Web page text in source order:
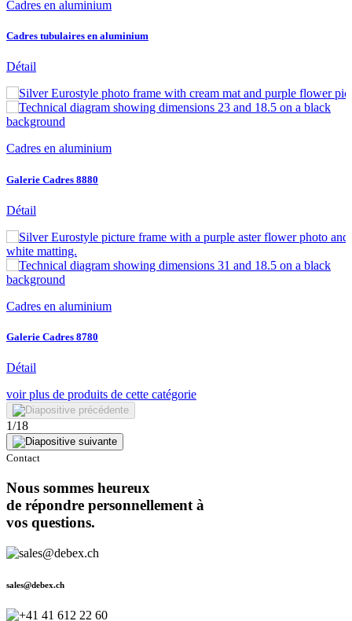
Cadres en aluminium
Cadres tubulaires en aluminium
Détail
Cadres en aluminium
Galerie Cadres 8880
Détail
Cadres en aluminium
Galerie Cadres 8780
Détail
voir plus de produits de cette catégorie
1/18
Contact
Nous sommes heureux
de répondre personnellement à
vos questions.
sales@debex.ch